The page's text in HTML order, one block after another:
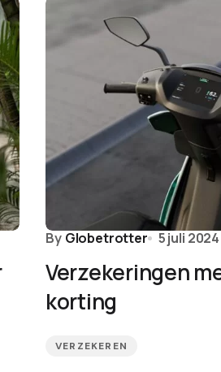
By Globetrotter 5 juli 2024
Verzekeringen
korting
VERZEKEREN